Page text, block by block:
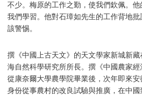
不少。梅原的工作之勤，使我們欽佩。
我們學習。他對石璋如先生的工作背地
該警惕。
撰《中國上古天文》的天文學家新城新
海自然科學研究所所長。撰《中國農家
從康奈爾大學農學院畢業後，次年即來
身份從事農村的改良試驗與推廣，在中